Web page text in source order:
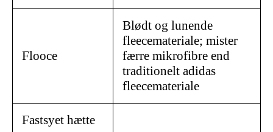
Flooce
Blødt og lunende
fleecemateriale; mister
færre mikrofibre end
traditionelt adidas
fleecemateriale
Fastsyet hætte